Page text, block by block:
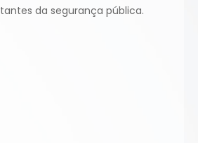
da segurança pública.